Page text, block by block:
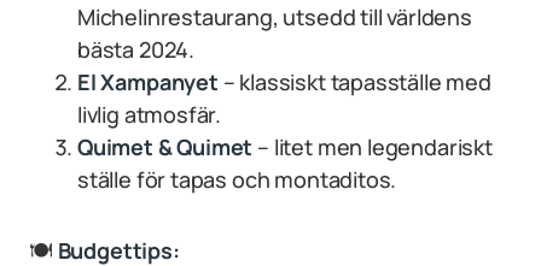
Michelinrestaurang, utsedd till världens
bästa 2024.
El Xampanyet – klassiskt tapasställe med
livlig atmosfär.
Quimet & Quimet – litet men legendariskt
ställe för tapas och montaditos.
🍽 Budgettips: